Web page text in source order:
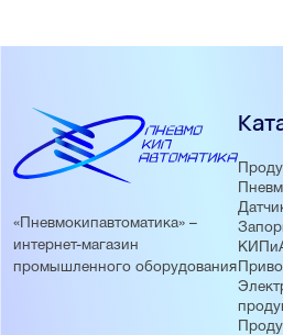
«Пневмокипавтоматика» –
интернет-магазин
промышленного оборудования